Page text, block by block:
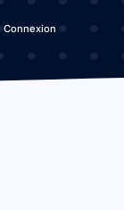
Connexion